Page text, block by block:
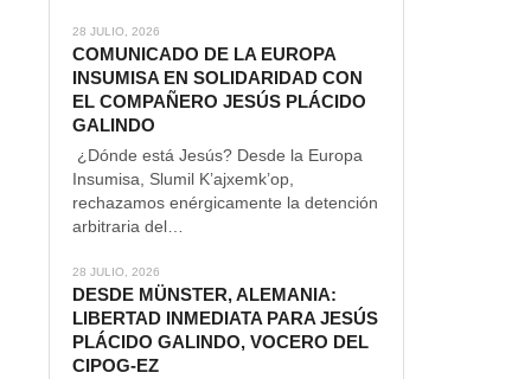
28 JULIO, 2026
COMUNICADO DE LA EUROPA
INSUMISA EN SOLIDARIDAD CON
EL COMPAÑERO JESÚS PLÁCIDO
GALINDO
¿Dónde está Jesús? Desde la Europa
Insumisa, Slumil K’ajxemk’op,
rechazamos enérgicamente la detención
arbitraria del…
28 JULIO, 2026
DESDE MÜNSTER, ALEMANIA:
LIBERTAD INMEDIATA PARA JESÚS
PLÁCIDO GALINDO, VOCERO DEL
CIPOG-EZ